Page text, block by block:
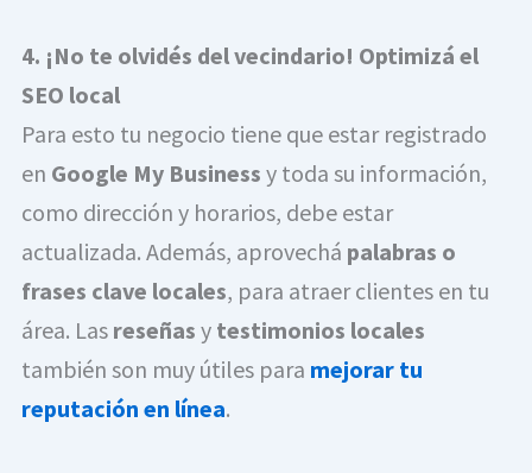
4. ¡No te olvidés del vecindario! Optimizá el
SEO local
Para esto tu negocio tiene que estar registrado
en Google My Business y toda su información,
como dirección y horarios, debe estar
actualizada. Además, aprovechá palabras o
frases clave locales, para atraer clientes en tu
área. Las reseñas y testimonios locales
también son muy útiles para mejorar tu
reputación en línea.